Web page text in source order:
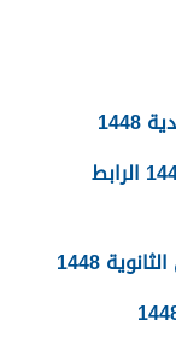
استعلام عن اصدار رخصة عمل عامل وافد 1448 الرابط
1448